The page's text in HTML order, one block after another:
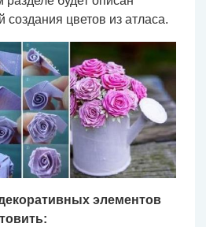
цветов из атласа.
элементов